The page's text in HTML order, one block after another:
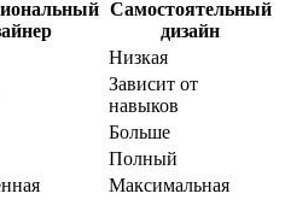
Самостоятельный
дизайн
Низкая
Зависит от
навыков
Больше
Полный
Максимальная